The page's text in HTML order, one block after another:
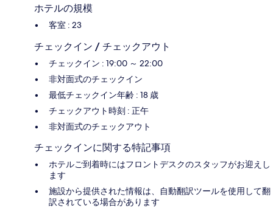
ホテルの規模
客室 : 23
チェックイン / チェックアウト
チェックイン : 19:00 ～ 22:00
非対面式のチェックイン
最低チェックイン年齢 : 18 歳
チェックアウト時刻 : 正午
非対面式のチェックアウト
チェックインに関する特記事項
ホテルご到着時にはフロントデスクのスタッフがお迎えし
ます
施設から提供された情報は、自動翻訳ツールを使用して翻
訳されている場合があります